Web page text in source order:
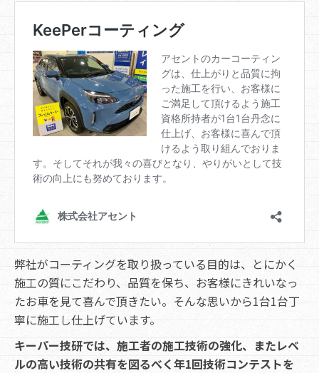
弊社がコーティングを取り扱っている目的は、とにかく
施工の質にこだわり、品質を保ち、お客様にきれいなっ
たお車を見て喜んで頂きたい。そんな思いから1台1台丁
寧に施工し仕上げています。
キーパー技研では、施工者の施工技術の強化、またレベ
ルの高い技術の共有を図るべく年1回技術コンテストを